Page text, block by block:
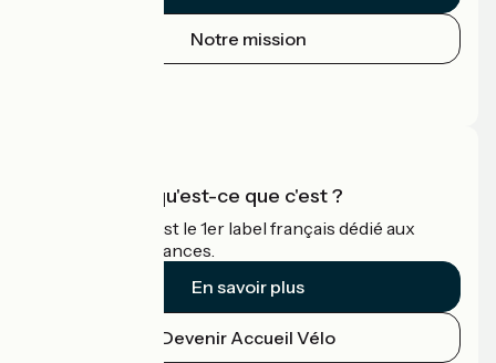
Notre mission
Accueil Vélo qu'est-ce que c'est ?
Accueil Vélo c'est le 1er label français dédié aux
cyclistes en vacances.
En savoir plus
Devenir Accueil Vélo